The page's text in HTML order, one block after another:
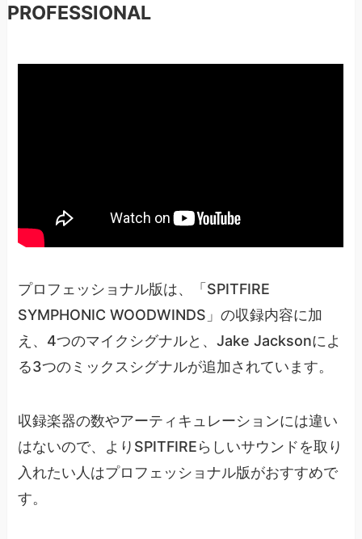
PROFESSIONAL
プロフェッショナル版は、「SPITFIRE
SYMPHONIC WOODWINDS」の収録内容に加
え、4つのマイクシグナルと、Jake Jacksonによ
る3つのミックスシグナルが追加されています。
収録楽器の数やアーティキュレーションには違い
はないので、よりSPITFIREらしいサウンドを取り
入れたい人はプロフェッショナル版がおすすめで
す。